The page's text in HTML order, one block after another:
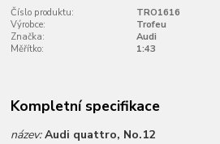
Číslo produktu:
TRO1616
Výrobce:
Trofeu
Značka:
Audi
Měřítko:
1:43
Kompletní specifikace
název:Audi quattro, No.12